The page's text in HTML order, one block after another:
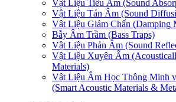
Vật Liệu Tiêu Âm (Sound
Vật Liệu Tán Âm (Sound
Vật Liệu Giảm Chấn (Damping
Bẫy Âm Trầm (Bass Traps)
Vật Liệu Phản Âm (Sound
Vật Liệu Xuyên Âm
Materials)
Vật Liệu Âm Học Thông Minh
(Smart Acoustic Materials &